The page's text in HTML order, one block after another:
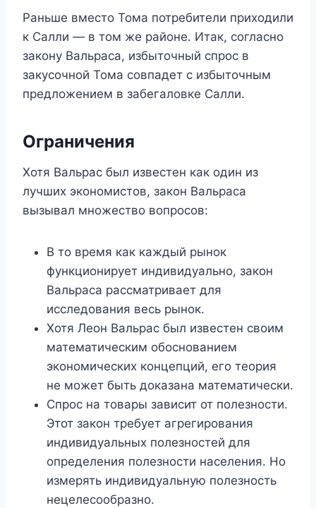
Раньше вместо Тома потребители приходили
к Салли — в том же районе. Итак, согласно
закону Вальраса, избыточный спрос в
закусочной Тома совпадет с избыточным
предложением в забегаловке Салли.
Ограничения
Хотя Вальрас был известен как один из
лучших экономистов, закон Вальраса
вызывал множество вопросов:
В то время как каждый рынок
функционирует индивидуально, закон
Вальраса рассматривает для
исследования весь рынок.
Хотя Леон Вальрас был известен своим
математическим обоснованием
экономических концепций, его теория
не может быть доказана математически.
Спрос на товары зависит от полезности.
Этот закон требует агрегирования
индивидуальных полезностей для
определения полезности населения. Но
измерять индивидуальную полезность
нецелесообразно.